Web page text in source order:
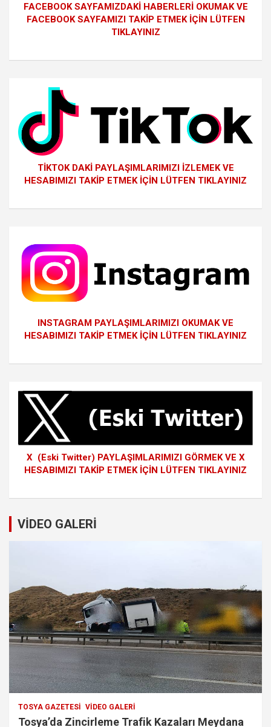
FACEBOOK SAYFAMIZDAKİ HABERLERİ OKUMAK VE
FACEBOOK SAYFAMIZI TAKİP ETMEK İÇİN LÜTFEN
TIKLAYINIZ
TİKTOK DAKİ PAYLAŞIMLARIMIZI İZLEMEK VE
HESABIMIZI TAKİP ETMEK İÇİN LÜTFEN TIKLAYINIZ
INSTAGRAM PAYLAŞIMLARIMIZI OKUMAK VE
HESABIMIZI TAKİP ETMEK İÇİN LÜTFEN TIKLAYINIZ
X (Eski Twitter) PAYLAŞIMLARIMIZI GÖRMEK VE X
HESABIMIZI TAKİP ETMEK İÇİN LÜTFEN TIKLAYINIZ
VİDEO GALERİ
TOSYA GAZETESI VIDEO GALERI
Tosya’da Zincirleme Trafik Kazaları Meydana